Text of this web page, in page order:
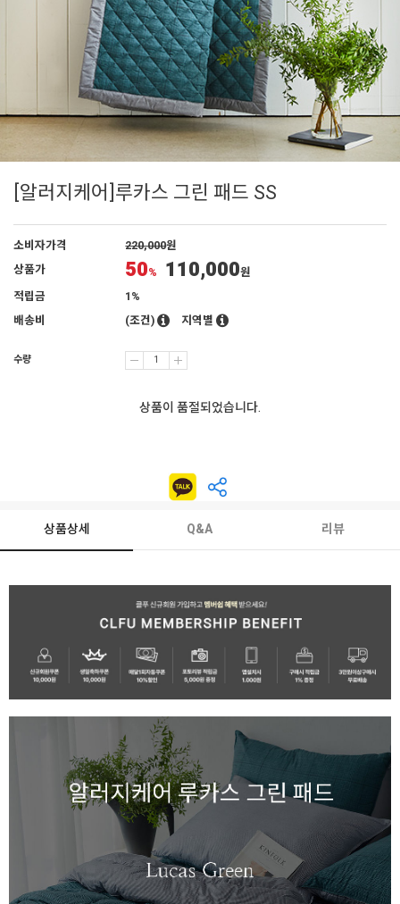
[알러지케어]루카스 그린 패드 SS
소비자가격 220,000원
상품가
50% 110,000원
적립금
1%
배송비
(조건) 지역별
수량
상품이 품절되었습니다.
상품상세 Q&A 리뷰